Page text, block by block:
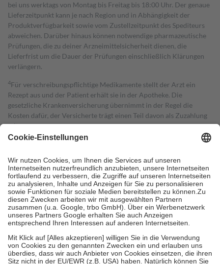
bei uns werktags von Montag bis Freitag bis 18:00 Uhr. Der genaue
Lieferzeitpunkt kann je nach Region und in Abhängigkeit der
Produktverfügbarkeit sowie vom Zustellzeitpunkt des Spediteurs
abweichen. Darüber hinaus können notwendige pharmazeutische
Prüfungen, die zu deiner Arzneimittelsicherheit dienen, die
Lieferfrist um die Dauer der Prüfungen einschließlich Klärungen
verlängern.
4Für verschreibungspflichtige Medikamente stellt der Arzt ein
Rezept aus und der Patient erhält sie in der Apotheke. Die
gesetzliche Krankenversicherung übernimmt in der Regel die
Kosten dafür, der Versicherte trägt einen Teil davon als Zuzahlung
mit.
Grundsätzlich leisten Mitglieder Zuzahlungen in Höhe von zehn
höchstens zehn Euro.
Es sind jedoch nie mehr als die tatsächlichen
Kosten der Leistung zu entrichten.
Diese Regeln gelten grundsätzlich auch für Online-Apotheken.
Bei Heilmitteln und häuslicher Krankenpflege beträgt die
Zuzahlung zehn Prozent der Kosten sowie zehn Euro je
Verordnung.
Um das Engagement der Versicherten für ihre eigene Gesundheit zu
stärken und die besondere Stellung der Familie zu unterstützen,
fallenkeine Zuzahlungenan bei:
• Kindern und Jugendlichen bis zum vollendeten 18. Lebensjahr
mit Ausnahme der Fahrkosten